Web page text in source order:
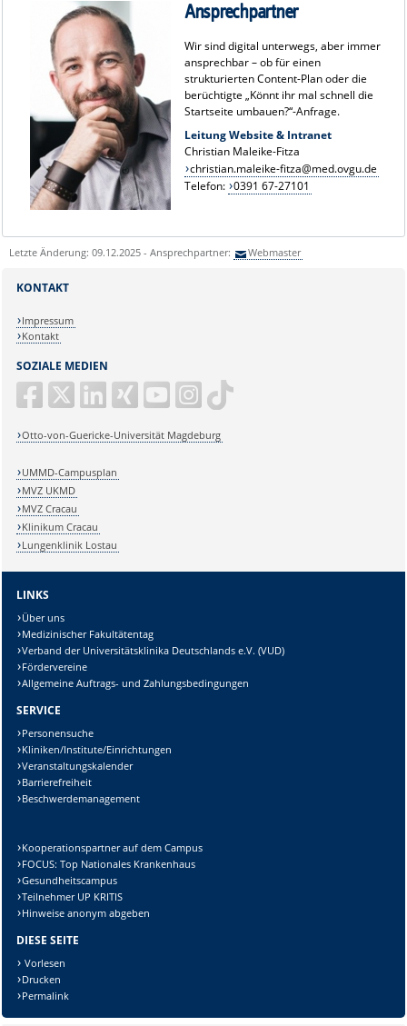
Ansprechpartner
Wir sind digital unterwegs, aber immer
ansprechbar – ob für einen
strukturierten Content-Plan oder die
berüchtigte „Könnt ihr mal schnell die
Startseite umbauen?“-Anfrage.
Leitung Website & Intranet
Christian Maleike-Fitza
christian.maleike-fitza@med.ovgu.de
Telefon: 0391 67-27101
Letzte Änderung: 09.12.2025 - Ansprechpartner: Webmaster
SOZIALE MEDIEN
Otto-von-Guericke-Universität Magdeburg
KONTAKT
Impressum
Kontakt
UMMD-Campusplan
MVZ UKMD
MVZ Cracau
Klinikum Cracau
Lungenklinik Lostau
LINKS
Über uns
Medizinischer Fakultätentag
Verband der Universitätsklinika Deutschlands e.V. (VUD)
Fördervereine
Allgemeine Auftrags- und Zahlungsbedingungen
SERVICE
Personensuche
Kliniken/Institute/Einrichtungen
Veranstaltungskalender
Barrierefreiheit
Beschwerdemanagement
Kooperationspartner auf dem Campus
FOCUS: Top Nationales Krankenhaus
Gesundheitscampus
Teilnehmer UP KRITIS
Hinweise anonym abgeben
DIESE SEITE
Vorlesen
Drucken
Permalink